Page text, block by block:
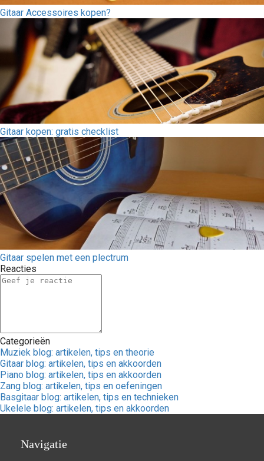
Gitaar Accessoires kopen?
Gitaar kopen: gratis checklist
Gitaar spelen met een plectrum
Reacties
Categorieën
Muziek blog: artikelen, tips en theorie
Gitaar blog: artikelen, tips en akkoorden
Piano blog: artikelen, tips en akkoorden
Zang blog: artikelen, tips en oefeningen
Basgitaar blog: artikelen, tips en technieken
Ukelele blog: artikelen, tips en akkoorden
Navigatie